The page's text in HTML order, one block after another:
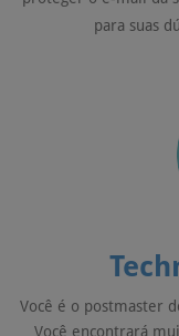
para suas
Você é o postmaster
Você encontrará